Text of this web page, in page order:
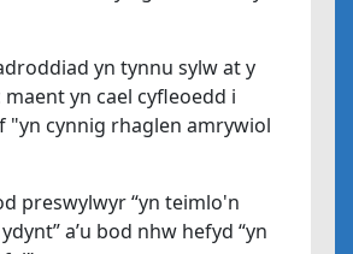
yn tynnu sylw at y
yn cael cyfleoedd i
cynnig rhaglen amrywiol
preswylwyr “yn teimlo'n
a’u bod nhw hefyd “yn